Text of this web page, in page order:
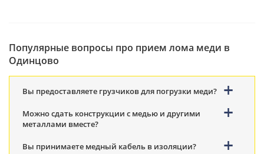
Популярные вопросы про прием лома меди в
Одинцово
Вы предоставляете грузчиков для погрузки меди?
Можно сдать конструкции с медью и другими
металлами вместе?
Вы принимаете медный кабель в изоляции?